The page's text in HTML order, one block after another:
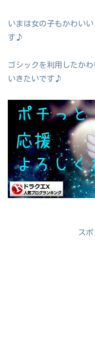
いまは女の子もかわい
す♪
ゴシックを利用したか
いきたいです♪
ス